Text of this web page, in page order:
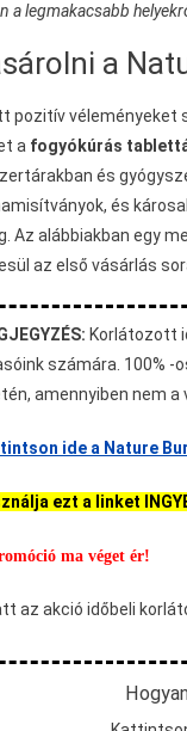
a legmakacsabb
a
véleményeket
a fogyókúrás
és
és
Az alábbiakban egy
az első vásárlás
Korlátozott
számára. 100% -
amennyiben nem a
ide a Nature
ezt a linket
ma véget ér!
az akció időbeli